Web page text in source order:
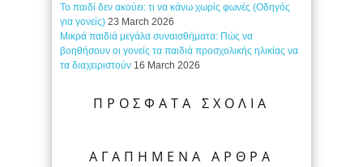
Το παιδί δεν ακούει: τι να κάνω χωρίς φωνές (Οδηγός
για γονείς) 23 March 2026
Μικρά παιδιά μεγάλα συναισθήματα: Πώς να
βοηθήσουν οι γονείς τα παιδιά προσχολικής ηλικίας να
τα διαχειριστούν 16 March 2026
ΠΡΟΣΦΑΤΑ ΣΧΟΛΙΑ
ΑΓΑΠΗΜΕΝΑ ΑΡΘΡΑ